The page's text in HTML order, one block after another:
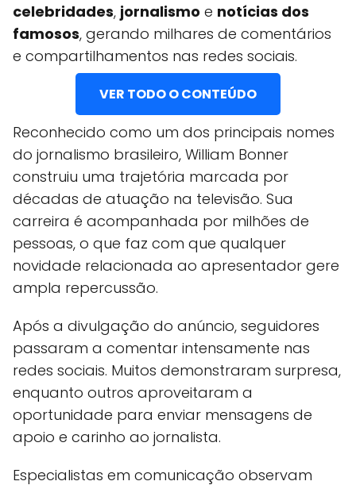
celebridades, jornalismo e notícias dos
famosos, gerando milhares de comentários
e compartilhamentos nas redes sociais.
VER TODO O CONTEÚDO
Reconhecido como um dos principais nomes
do jornalismo brasileiro, William Bonner
construiu uma trajetória marcada por
décadas de atuação na televisão. Sua
carreira é acompanhada por milhões de
pessoas, o que faz com que qualquer
novidade relacionada ao apresentador gere
ampla repercussão.
Após a divulgação do anúncio, seguidores
passaram a comentar intensamente nas
redes sociais. Muitos demonstraram surpresa,
enquanto outros aproveitaram a
oportunidade para enviar mensagens de
apoio e carinho ao jornalista.
Especialistas em comunicação observam